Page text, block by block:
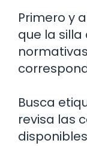
Primero y
que la
Busca
revisa las